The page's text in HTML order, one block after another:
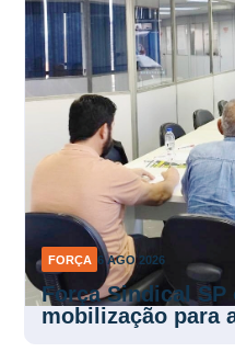
FORÇA 6 AGO 2026
Força Sindical SP
mobilização para